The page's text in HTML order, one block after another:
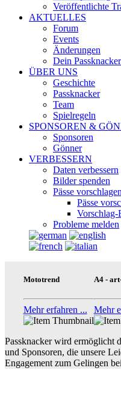
Veröffentlichte
AKTUELLES
Forum
Events
Änderungen
Dein
ÜBER UNS
Geschichte
Passknacker
Team
Spielregeln
SPONSOREN &
Sponsoren
Gönner
VERBESSERN
Daten verbessern
Bilder spenden
Pässe vorschlagen
Pässe
Vorschlag-
Probleme melden
Mototrend
Mehr erfahren ...
A4 -
Mehr
Passknacker wird ermöglicht
und Sponsoren, die unsere
Engagement zum Gelingen